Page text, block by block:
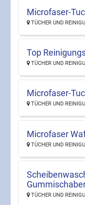
Microfaser-
TÜCHER UND
Top
TÜCHER UND
Microfaser-
TÜCHER UND
Microfaser
TÜCHER UND
TÜCHER UND